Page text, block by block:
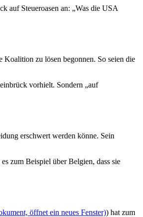
auf Steueroasen an: „Was die USA
Koalition zu lösen begonnen. So seien die
vorhielt. Sondern „auf
erschwert werden könne. Sein
zum Beispiel über Belgien, dass sie
öffnet ein neues Fenster)) hat zum